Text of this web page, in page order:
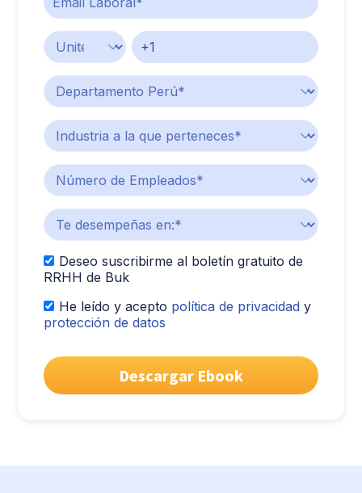
Deseo suscribirme al boletín gratuito de
RRHH de Buk
He leído y acepto política de privacidad y
protección de datos